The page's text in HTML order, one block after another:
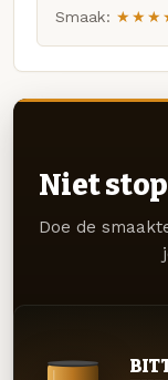
Smaak:
Niet
Doe de